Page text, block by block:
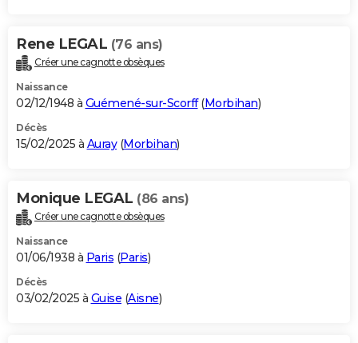
Rene LEGAL (76 ans)
Créer une cagnotte obsèques
Naissance
02/12/1948 à Guémené-sur-Scorff(Morbihan)
Décès
15/02/2025 à Auray(Morbihan)
Monique LEGAL (86 ans)
Créer une cagnotte obsèques
Naissance
01/06/1938 à Paris (Paris)
Décès
03/02/2025 à Guise (Aisne)